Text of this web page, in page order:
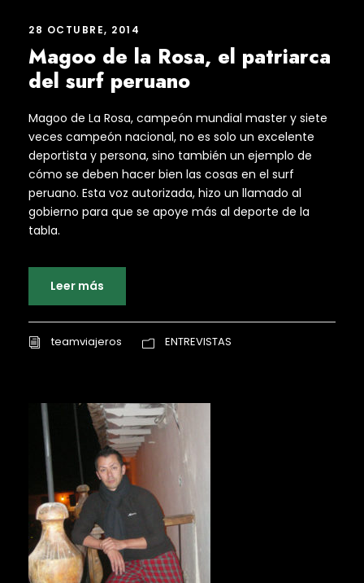
28 OCTUBRE, 2014
Magoo de la Rosa, el patriarca
del surf peruano
Magoo de La Rosa, campeón mundial master y siete
veces campeón nacional, no es solo un excelente
deportista y persona, sino también un ejemplo de
cómo se deben hacer bien las cosas en el surf
peruano. Esta voz autorizada, hizo un llamado al
gobierno para que se apoye más al deporte de la
tabla.
Leer más
teamviajeros ENTREVISTAS